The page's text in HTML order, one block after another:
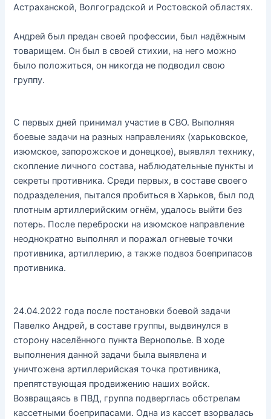
Астраханской, Волгоградской и Ростовской областях.
Андрей был предан своей профессии, был надёжным
товарищем. Он был в своей стихии, на него можно
было положиться, он никогда не подводил свою
группу.
С первых дней принимал участие в СВО. Выполняя
боевые задачи на разных направлениях (харьковское,
изюмское, запорожское и донецкое), выявлял технику,
скопление личного состава, наблюдательные пункты и
секреты противника. Среди первых, в составе своего
подразделения, пытался пробиться в Харьков, был под
плотным артиллерийским огнём, удалось выйти без
потерь. После переброски на изюмское направление
неоднократно выполнял и поражал огневые точки
противника, артиллерию, а также подвоз боеприпасов
противника.
24.04.2022 года после постановки боевой задачи
Павелко Андрей, в составе группы, выдвинулся в
сторону населённого пункта Вернополье. В ходе
выполнения данной задачи была выявлена и
уничтожена артиллерийская точка противника,
препятствующая продвижению наших войск.
Возвращаясь в ПВД, группа подверглась обстрелам
кассетными боеприпасами. Одна из кассет взорвалась